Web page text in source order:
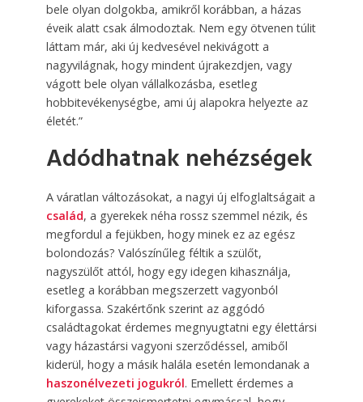
bele olyan dolgokba, amikről korábban, a házas
éveik alatt csak álmodoztak. Nem egy ötvenen túlit
láttam már, aki új kedvesével nekivágott a
nagyvilágnak, hogy mindent újrakezdjen, vagy
vágott bele olyan vállalkozásba, esetleg
hobbitevékenységbe, ami új alapokra helyezte az
életét.”
Adódhatnak nehézségek
A váratlan változásokat, a nagyi új elfoglaltságait a
család, a gyerekek néha rossz szemmel nézik, és
megfordul a fejükben, hogy minek ez az egész
bolondozás? Valószínűleg féltik a szülőt,
nagyszülőt attól, hogy egy idegen kihasználja,
esetleg a korábban megszerzett vagyonból
kiforgassa. Szakértőnk szerint az aggódó
családtagokat érdemes megnyugtatni egy élettársi
vagy házastársi vagyoni szerződéssel, amiből
kiderül, hogy a másik halála esetén lemondanak a
haszonélvezeti jogukról. Emellett érdemes a